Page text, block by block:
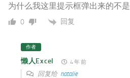
为什么我这里提示框弹出来的不是
0 回复
作者
懒人Excel 4 年 前
回复给 natalie